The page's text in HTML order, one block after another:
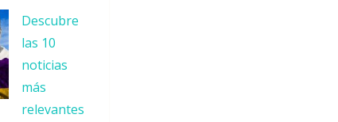
Descubre
las 10
noticias
más
relevantes